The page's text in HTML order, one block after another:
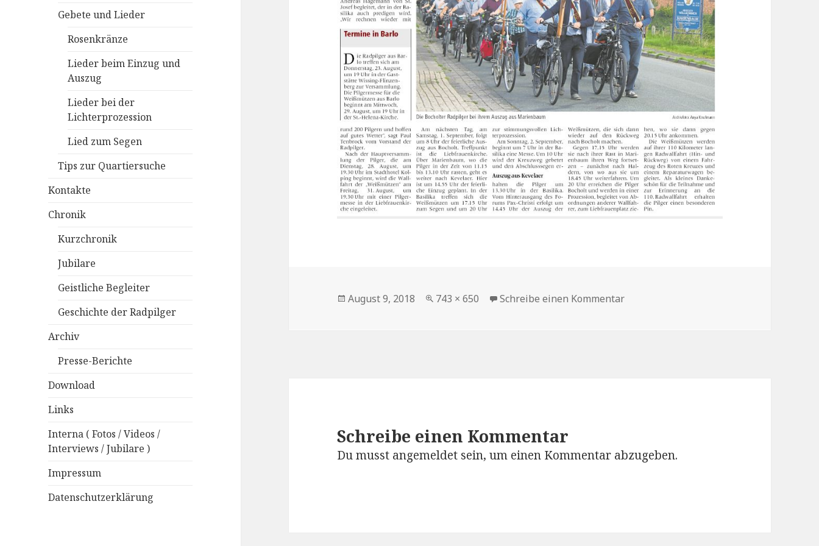
Gebete und Lieder
Rosenkränze
Lieder beim Einzug und
Auszug
Lieder bei der
Lichterprozession
Lied zum Segen
Tips zur Quartiersuche
Kontakte
Chronik
Kurzchronik
Jubilare
Geistliche Begleiter
Geschichte der Radpilger
Archiv
Presse-Berichte
Download
Links
Interna ( Fotos / Videos /
Interviews / Jubilare )
Impressum
Datenschutzerklärung
Veröffentlicht
August 9, 2018
Volle
743 × 650 Schreibe einen Kommentarzu 18 08 09 Bbv Bericht
Schreibe einen Kommentar
Du musst angemeldet sein, um einen Kommentar abzugeben.